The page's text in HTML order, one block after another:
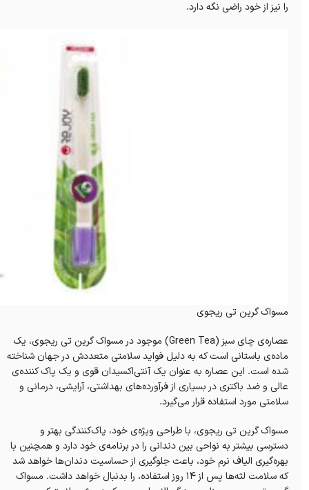
را نیز از خود راضی نگه دارد.
مسواک گرین تی ریجوی
عصاره‌ی چای سبز (Green Tea) موجود در مسواک گرین تی ریجوی، یک
ماده‌ی باستانی است که به دلیل فواید سلامتی متعددش در جهان شناخته
شده است. این عصاره‌ به عنوان یک آنتی‌اکسیدان قوی و یک پاک کننده‌ی
عالی و ضد باکتری در بسیاری از فرآورده‌های بهداشتی، آرایشی، درمانی و
سلامتی مورد استفاده قرار می‌گیرد.
مسواک گرین تی ریجوی، با طراحی ویژه‌ی خود، پاک‌کنندگی بهتر و
دسترسی بیشتر به نواحی بین دندانی را در برنامه‌ی خود دارد و همچنین با
بهره‌گیری الیاف نرم خود، باعث جلوگیری از حساسیت دندان‌ها خواهد شد
که سلامت لثه‌ها پس از 14 روز استفاده، را بدنبال خواهد داشت. مسواک